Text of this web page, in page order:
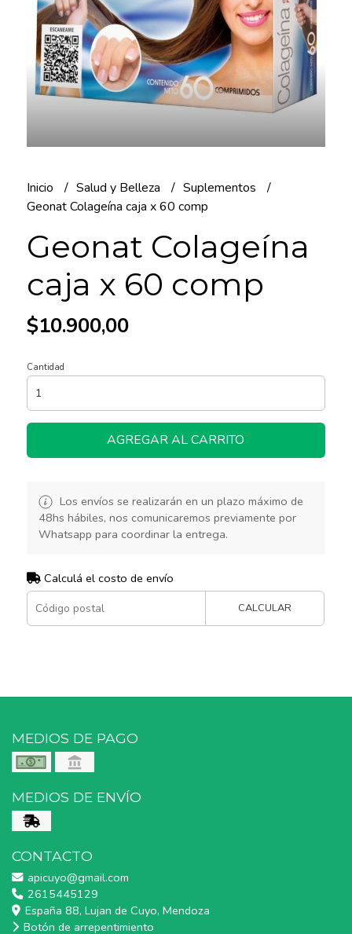
Inicio Salud y Belleza
Suplementos
Geonat Colageína caja x 60 comp
Geonat Colageína
caja x 60 comp
$10.900,00
Cantidad
AGREGAR AL CARRITO
Los envíos se realizarán en un plazo máximo de
48hs hábiles, nos comunicaremos previamente por
Whatsapp para coordinar la entrega.
Calculá el costo de envío
CALCULAR
MEDIOS DE PAGO
MEDIOS DE ENVÍO
CONTACTO
apicuyo@gmail.com
2615445129
España 88, Lujan de Cuyo, Mendoza
Botón de arrepentimiento